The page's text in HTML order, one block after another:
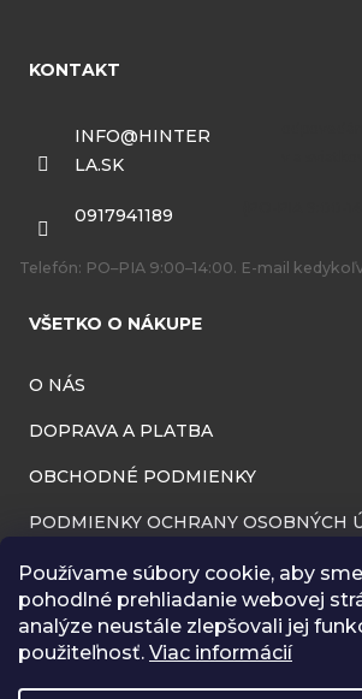
Používame súbory cookie, aby
pohodlné prehliadanie webovej
analýze neustále zlepšovali jej
použiteľnosť. Viac informácií
KONTAKT
INFO@HINTER
LA.SK
0917941189
Telefón: PO–PIA 9:00–14:00. E-mail
VŠETKO O NÁKUPE
O NÁS
DOPRAVA A PLATBA
OBCHODNÉ PODMIENKY
PODMIENKY OCHRANY OSOBNÝCH
INFORMÁCIE O
REKLAMAČNÝ PORIADOK
ODSTÚPENIE OD ZMLUVY